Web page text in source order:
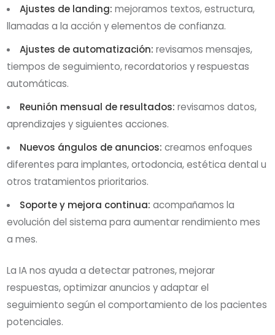
Ajustes de landing: mejoramos textos, estructura,
llamadas a la acción y elementos de confianza.
Ajustes de automatización: revisamos mensajes,
tiempos de seguimiento, recordatorios y respuestas
automáticas.
Reunión mensual de resultados: revisamos datos,
aprendizajes y siguientes acciones.
Nuevos ángulos de anuncios: creamos enfoques
diferentes para implantes, ortodoncia, estética dental u
otros tratamientos prioritarios.
Soporte y mejora continua: acompañamos la
evolución del sistema para aumentar rendimiento mes
a mes.
La IA nos ayuda a detectar patrones, mejorar
respuestas, optimizar anuncios y adaptar el
seguimiento según el comportamiento de los pacientes
potenciales.